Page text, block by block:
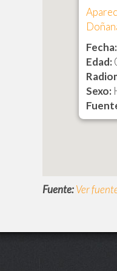
Fecha:
Edad:
Sexo:
Fuente:Ver